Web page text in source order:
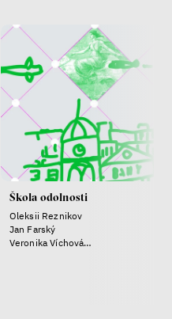
Seznamky, skinnyTok a nový
konzervatismus: mapa
současných vztahů a online
seznamek
Terézia Ferjančeková, Petr
Bittner
rozhovor
láska technologie
Škola odolnosti
Oleksii Reznikov
Jan Farský
Veronika Víchová